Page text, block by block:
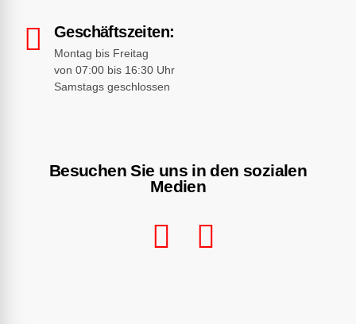
Geschäftszeiten:
Montag bis Freitag
von 07:00 bis 16:30 Uhr
Samstags geschlossen
Besuchen Sie uns in den sozialen
Medien